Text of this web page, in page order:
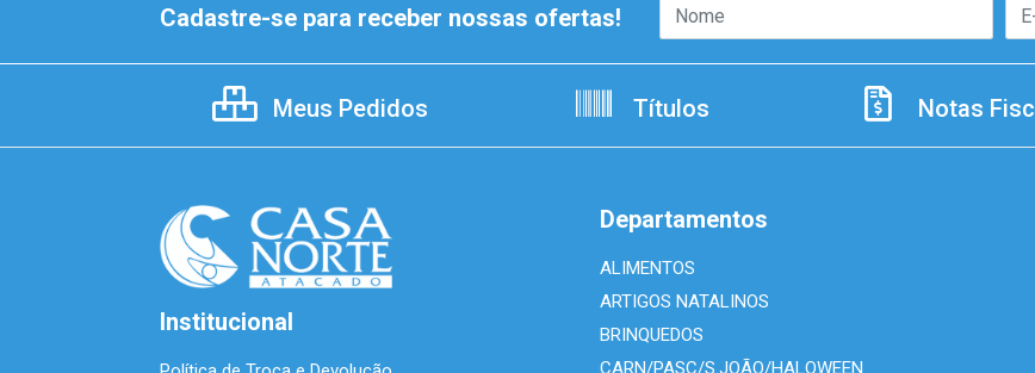
Cadastre-se para receber nossas ofertas!
Meus Pedidos Títulos Notas
Institucional
Departamentos
ALIMENTOS
ARTIGOS NATALINOS
BRINQUEDOS
CARN/PASC/S.JOÃO/HALOWEEN